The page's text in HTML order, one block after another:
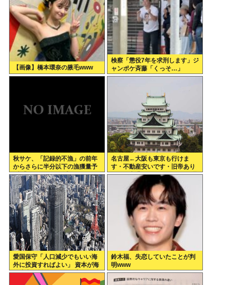
【画像】橋本環奈の腋毛www
検察「懲役7年を求刑します」ジ
ャンポケ斉藤「くっそ…」
秋サケ、「記録的不漁」の前年
からさらに半分以下の漁獲量予
測 「なぜこれほど減ったのか、
日本人の叡智を集めてもわから
ない…」
名古屋←大阪も東京も行けま
す・不動産安いです・旧帝あり
ます・空港あります 不人気な理
愛国保守「人口減少でもいい海
外に投資すればよい」 資本が海
外流出し賃金もGDPも上がらず
海外が成長
鈴木福、失恋していたことが判
明www